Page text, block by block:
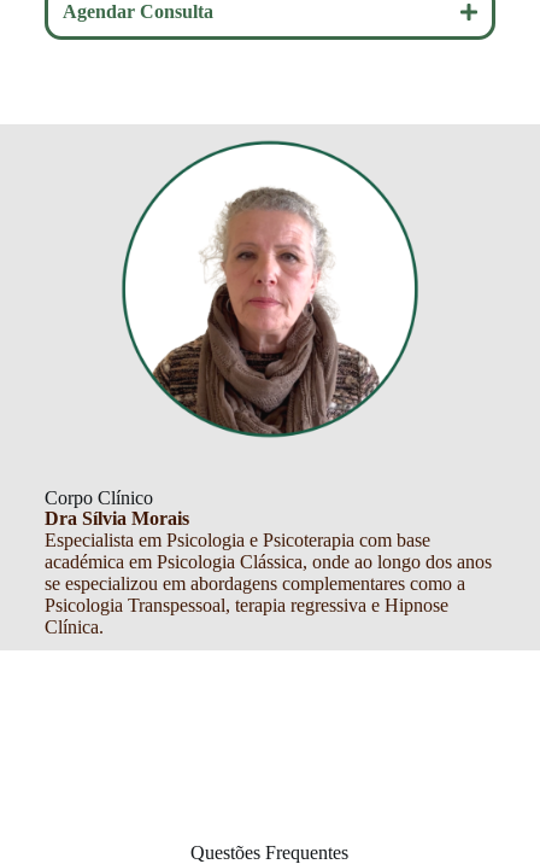
Agendar Consulta
Corpo Clínico
Dra Sílvia Morais
Especialista em Psicologia e Psicoterapia com base
académica em Psicologia Clássica, onde ao longo dos anos
se especializou em abordagens complementares como a
Psicologia Transpessoal, terapia regressiva e Hipnose
Clínica.
Questões Frequentes